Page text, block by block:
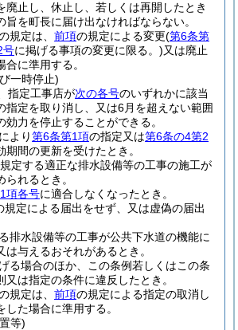
廃止し、休止し、若しくは再開したとき
旨を町長に届け出なければならない。
規定は、 前項の規定による変更(第6条第
号に掲げる事項の変更に限る。)又は廃止
に準用する。
一時停止)
指定工事店が次の各号のいずれかに該当
指定を取り消し、又は6月を超えない範囲
効力を停止することができる。
より第6条第1項の指定又は第6条の4第2
期間の更新を受けたとき。
定する適正な排水設備等の工事の施工が
れるとき。
項各号に適合しなくなったとき。
規定による届出をせず、又は虚偽の届出
排水設備等の工事が公共下水道の機能に
は与えるおそれがあるとき。
る場合のほか、この条例若しくはこの条
又は指定の条件に違反したとき。
規定は、 前項の規定による指定の取消し
した場合に準用する。
等)